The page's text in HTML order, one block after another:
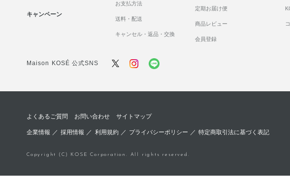
キャンペーン
お支払方法
送料・配送
キャンセル・返品・交換
定期お届け便
商品レビュー
会員登録
Maison KOSÉ 公式SNS
よくあるご質問 お問い合わせ サイトマップ
企業情報 ／採用情報 ／ 利用規約／ プライバシーポリシー ／ 特定商取引法に基づく表記
Copyright (C) KOSE Corporation. All rights reserved.